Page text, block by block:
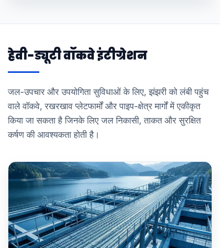
हेवी-ड्यूटी वॉकवे इंटीग्रेशन
जल-उपचार और उपयोगिता सुविधाओं के लिए, झंझरी को लंबी पहुंच
वाले वॉकवे, रखरखाव प्लेटफार्मों और पाइप-क्षेत्र मार्गों में एकीकृत
किया जा सकता है जिनके लिए जल निकासी, ताकत और सुरक्षित
कर्षण की आवश्यकता होती है।